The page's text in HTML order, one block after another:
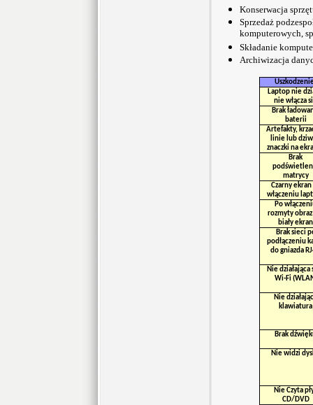
Konserwacja
Sprzedaż
komputerowych,
Składanie
Archiwizacja
Laptop nie
nie włącza
Brak
baterii
Artefakty,
linie lub
znaczki na
Brak
matrycy
Czarny ekran
włączeniu
Po
rozmyty
biały ekran
Brak sieci
podłączeniu
do gniazda
Nie działająca
Wi-Fi
Nie
klawiatura
Brak
Nie widzi
Nie Czyta
CD/DVD